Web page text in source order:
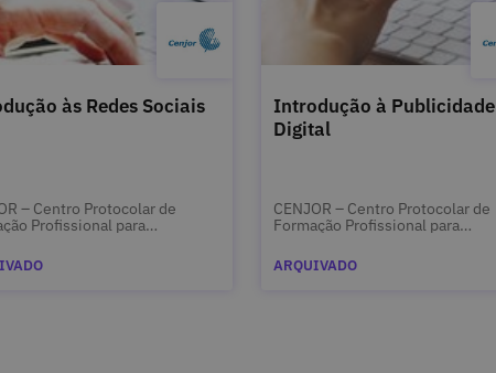
às Redes Sociais
– Centro Protocolar de
Profissional para
Introdução à Publicidade
Digital
CENJOR – Centro Protocolar de
Formação Profissional para
ARQUIVADO